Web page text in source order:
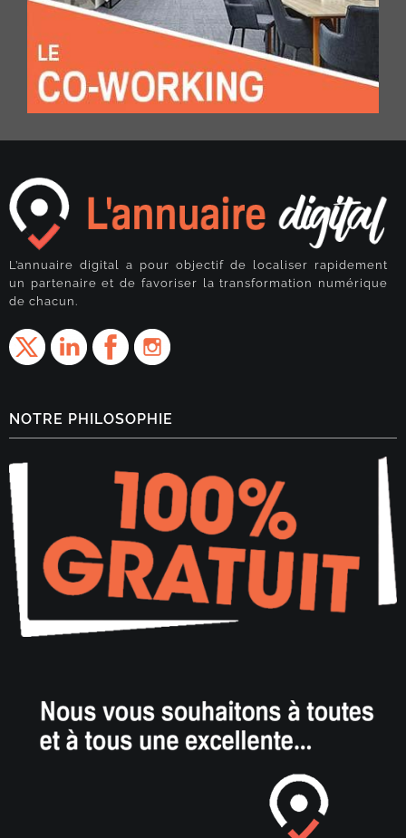
L’annuaire digital a pour objectif de localiser rapidement
un partenaire et de favoriser la transformation numérique
de chacun.
NOTRE PHILOSOPHIE